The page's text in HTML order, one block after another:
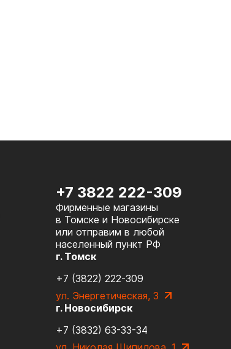
+7 3822 222-309
Фирменные магазины
в Томске и Новосибирске
или отправим в любой
населенный пункт РФ
г. Томск
+7 (3822) 222-309
ул. Энергетическая, 3
г. Новосибирск
+7 (3832) 63-33-34